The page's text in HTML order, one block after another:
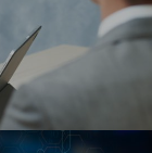
く。